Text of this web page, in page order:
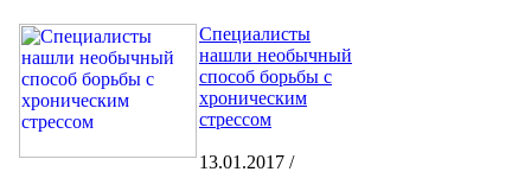
Специалисты
нашли необычный
способ борьбы с
хроническим
стрессом
13.01.2017 /